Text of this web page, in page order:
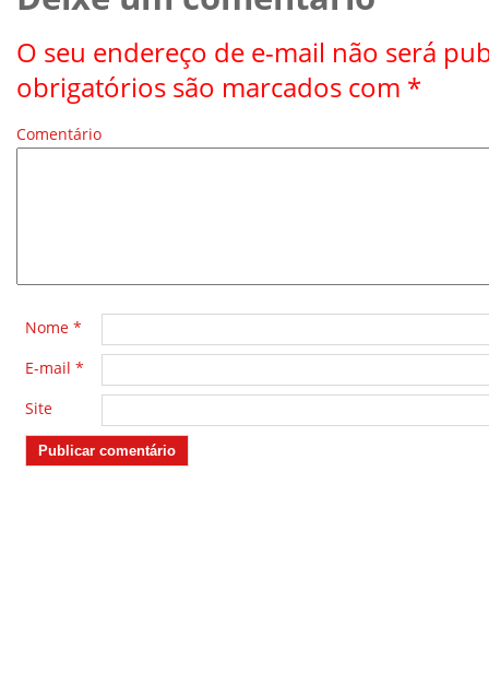
O seu endereço de e-mail não será
obrigatórios são marcados com *
Comentário
Nome *
E-mail *
Site